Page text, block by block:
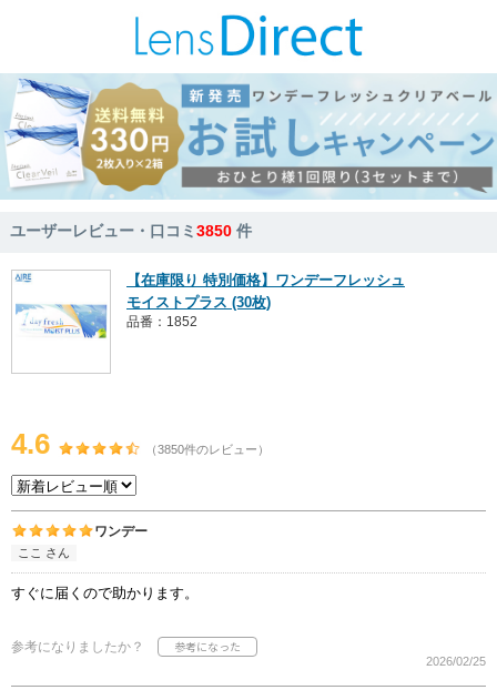
ユーザーレビュー・口コミ3850 件
【在庫限り 特別価格】ワンデーフレッシュ
モイストプラス (30枚)
品番：1852
4.6 （3850件のレビュー）
ワンデー
ここ さん
すぐに届くので助かります。
参考になりましたか？
2026/02/25